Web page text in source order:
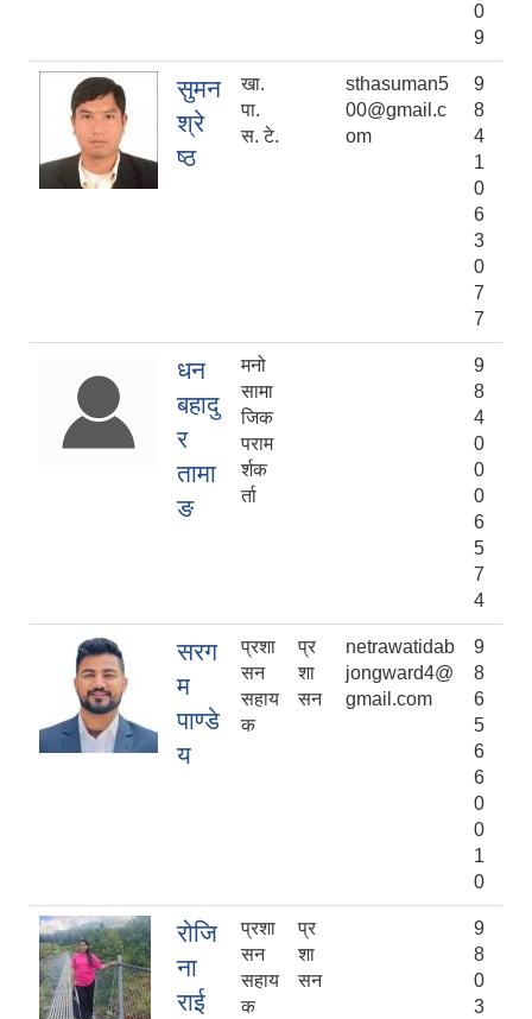
0
9
सुमन
श्रे
ष्ठ
खा.
पा.
स. टे.
sthasuman5
00@gmail.c
om
9
8
4
1
0
6
3
0
7
7
धन
बहादु
र
तामा
ङ
मनो
सामा
जिक
पराम
र्शक
र्ता
9
8
4
0
0
0
6
5
7
4
सरग
म
पाण्डे
य
प्रशा
सन
सहाय
क
प्र
शा
सन
netrawatidab
jongward4@
gmail.com
9
8
6
5
6
6
0
0
1
0
रोजि
ना
राई
प्रशा
सन
सहाय
क
प्र
शा
सन
9
8
0
3